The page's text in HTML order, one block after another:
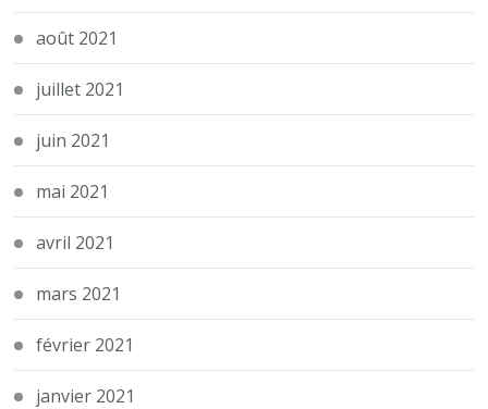
août 2021
juillet 2021
juin 2021
mai 2021
avril 2021
mars 2021
février 2021
janvier 2021